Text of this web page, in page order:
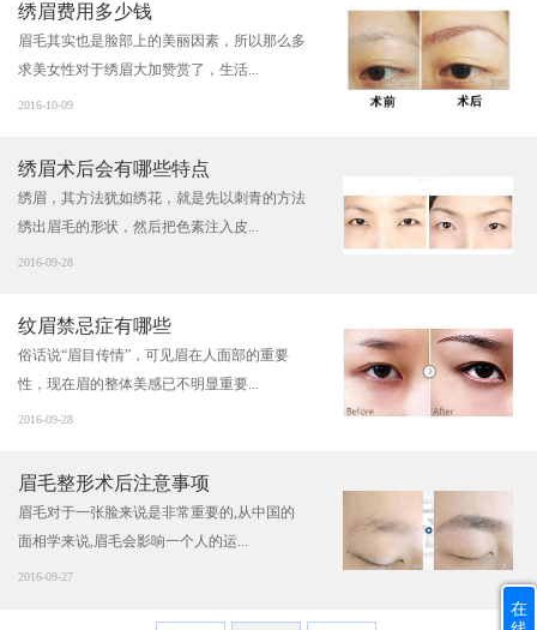
绣眉费用多少钱
眉毛其实也是脸部上的美丽因素，所以那么多
求美女性对于绣眉大加赞赏了，生活...
2016-10-09
绣眉术后会有哪些特点
绣眉，其方法犹如绣花，就是先以刺青的方法
绣出眉毛的形状，然后把色素注入皮...
2016-09-28
纹眉禁忌症有哪些
俗话说“眉目传情”，可见眉在人面部的重要
性，现在眉的整体美感已不明显重要...
2016-09-28
眉毛整形术后注意事项
眉毛对于一张脸来说是非常重要的,从中国的
面相学来说,眉毛会影响一个人的运...
2016-09-27
在